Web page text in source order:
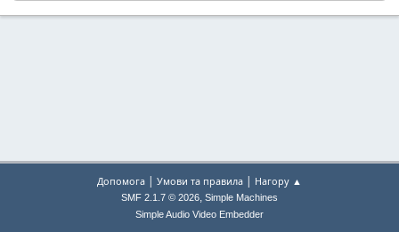
Допомога | Умови та правила | Нагору ▲
SMF 2.1.7 © 2026, Simple Machines
Simple Audio Video Embedder